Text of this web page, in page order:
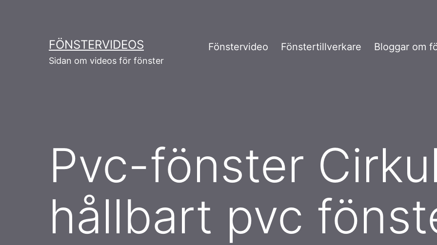
FÖNSTERVIDEOS
Sidan om videos för fönster
Fönstervideo Fönstertillverkare Bloggar om
Pvc-fönster
hållbart pvc